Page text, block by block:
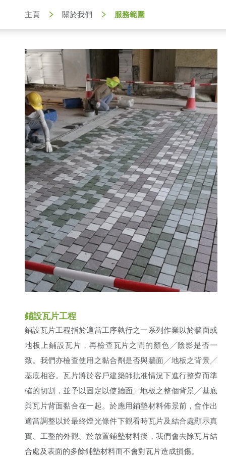
主頁 關於我們 服務範圍
鋪設瓦片工程
鋪設瓦片工程指於適當工序執行之一系列作業以於牆面或
地板上鋪設瓦片，再檢查瓦片之間的顏色╱陰影是否一
致。我們亦檢查使用之黏合劑是否與牆面╱地板之背景╱
基底相容。瓦片將於客戶建築師批准情況下進行整齊而準
確的切割，並予以固定以使牆面╱地板之整個背景╱基底
與瓦片背面黏合在一起。於應用鋪墊材料佈景前，會作出
適當調整以於最終燈光條件下觀看時瓦片及結合處顯示真
實、工整的外觀。於放置鋪墊材料後，我們會去除瓦片結
合處及表面的多餘鋪墊材料而不會對瓦片造成損傷。